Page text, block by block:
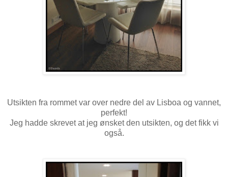
Utsikten fra rommet var over nedre del av Lisboa og vannet,
perfekt!
Jeg hadde skrevet at jeg ønsket den utsikten, og det fikk vi
også.